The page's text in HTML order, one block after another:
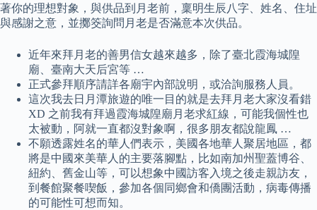
著你的理想對象，與供品到月老前，稟明生辰八字、姓名、住址
與感謝之意，並擲筊詢問月老是否滿意本次供品。
近年來拜月老的善男信女越來越多，除了臺北霞海城隍
廟、臺南大天后宮等 …
正式參拜順序請詳各廟宇內部說明，或洽詢服務人員。
這次我去日月潭旅遊的唯一目的就是去拜月老大家沒看錯
XD 之前我有拜過霞海城隍廟月老求紅線，可能我個性也
太被動，阿就一直都沒對象啊，很多朋友都說龍鳳 …
不願透露姓名的華人們表示，美國各地華人聚居地區，都
將是中國來美華人的主要落腳點，比如南加州聖蓋博谷、
紐約、舊金山等，可以想象中國訪客入境之後走親訪友，
到餐館聚餐喫飯，參加各個同鄉會和僑團活動，病毒傳播
的可能性可想而知。